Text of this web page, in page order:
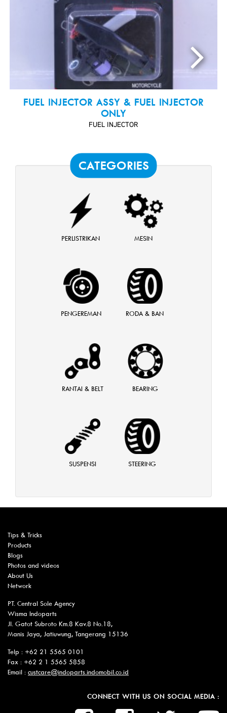
FUEL INJECTOR ASSY & FUEL INJECTOR
ONLY
FUEL INJECTOR
CATEGORIES
PERLISTRIKAN MESIN
PENGEREMAN RODA & BAN
RANTAI & BELT BEARING
SUSPENSI STEERING
Tips & Tricks
Products
Blogs
Photos and videos
About Us
Network
PT. Central Sole Agency
Wisma Indoparts
Jl. Gatot Subroto Km.8 Kav.8 No.18,
Manis Jaya, Jatiuwung, Tangerang 15136
Telp : +62 21 5565 0101
Fax : +62 2 1 5565 5858
Email : custcare@indoparts.indomobil.co.id
CONNECT WITH US ON SOCIAL MEDIA :